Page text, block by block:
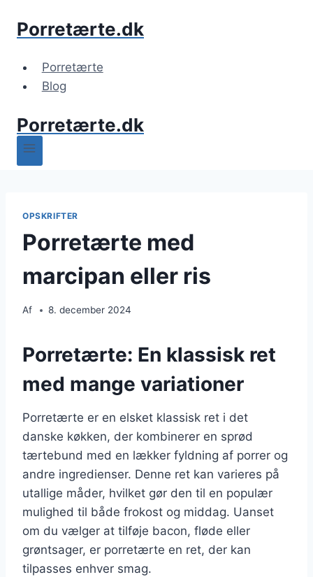
Porretærte.dk
Porretærte
Blog
Porretærte.dk
OPSKRIFTER
Porretærte med
marcipan eller ris
Af 8. december 2024
Porretærte: En klassisk ret
med mange variationer
Porretærte er en elsket klassisk ret i det
danske køkken, der kombinerer en sprød
tærtebund med en lækker fyldning af porrer og
andre ingredienser. Denne ret kan varieres på
utallige måder, hvilket gør den til en populær
mulighed til både frokost og middag. Uanset
om du vælger at tilføje bacon, fløde eller
grøntsager, er porretærte en ret, der kan
tilpasses enhver smag.